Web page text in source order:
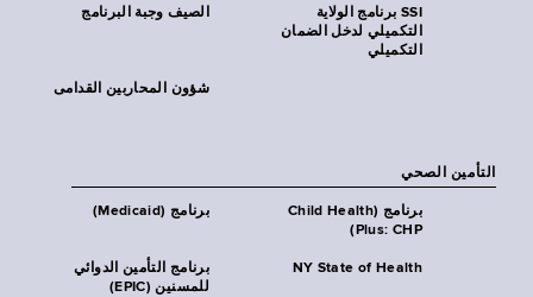
الصيف وجبة البرنامج
SSI برنامج الولاية
التكميلي لدخل الضمان
التكميلي
شؤون المحاربين القدامى
التأمين الصحي
برنامج (Medicaid)
برنامج (Child Health
Plus: CHP)
برنامج التأمين الدوائي
للمسنين (EPIC)
NY State of Health